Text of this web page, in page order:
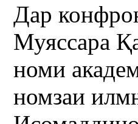
Дар
Муяссара
номи
номзаи